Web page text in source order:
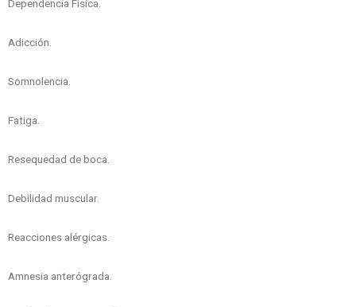
Dependencia Física.
Adicción.
Somnolencia.
Fatiga.
Resequedad de boca.
Debilidad muscular.
Reacciones alérgicas.
Amnesia anterógrada.